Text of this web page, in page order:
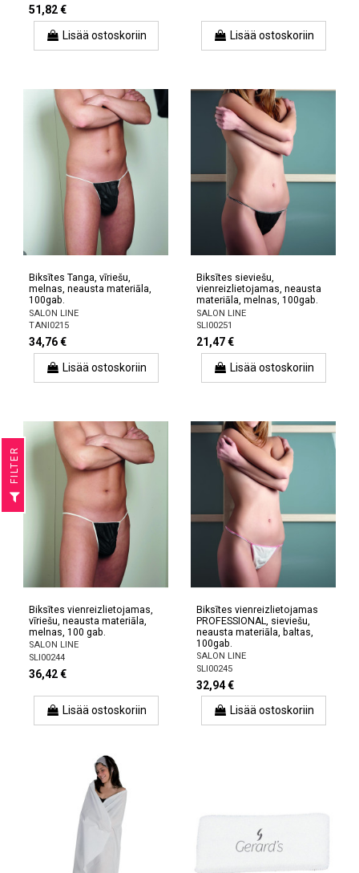
51,82 €
Lisää ostoskoriin
Lisää ostoskoriin
Biksītes Tanga, vīriešu,
melnas, neausta materiāla,
100gab.
SALON LINE
TANI0215
34,76 €
Lisää ostoskoriin
Biksītes sieviešu,
vienreizlietojamas, neausta
materiāla, melnas, 100gab.
SALON LINE
SLI00251
21,47 €
Lisää ostoskoriin
Biksītes vienreizlietojamas,
vīriešu, neausta materiāla,
melnas, 100 gab.
SALON LINE
SLI00244
36,42 €
Lisää ostoskoriin
Biksītes vienreizlietojamas
PROFESSIONAL, sieviešu,
neausta materiāla, baltas,
100gab.
SALON LINE
SLI00245
32,94 €
Lisää ostoskoriin
R